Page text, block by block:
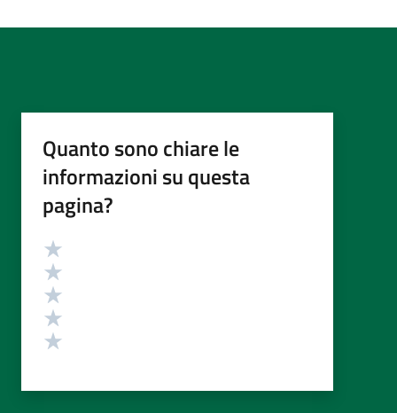
Quanto sono chiare le
informazioni su questa
pagina?
Valutazione